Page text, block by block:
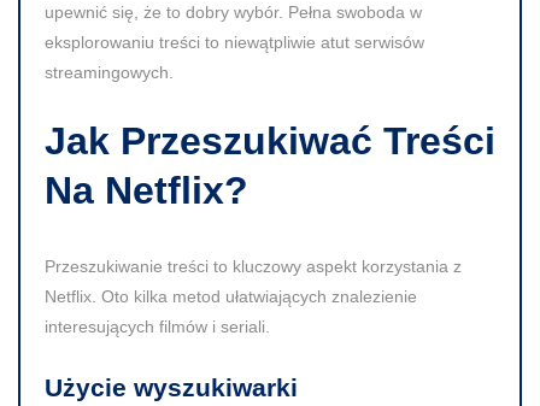
upewnić się, że to dobry wybór. Pełna swoboda w
eksplorowaniu treści to niewątpliwie atut serwisów
streamingowych.
Jak Przeszukiwać Treści
Na Netflix?
Przeszukiwanie treści to kluczowy aspekt korzystania z
Netflix. Oto kilka metod ułatwiających znalezienie
interesujących filmów i seriali.
Użycie wyszukiwarki